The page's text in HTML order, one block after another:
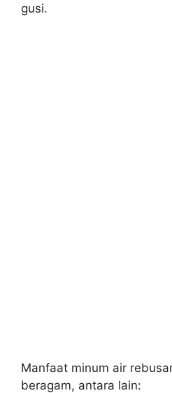
gusi.
Manfaat minum air
beragam, antara lain: